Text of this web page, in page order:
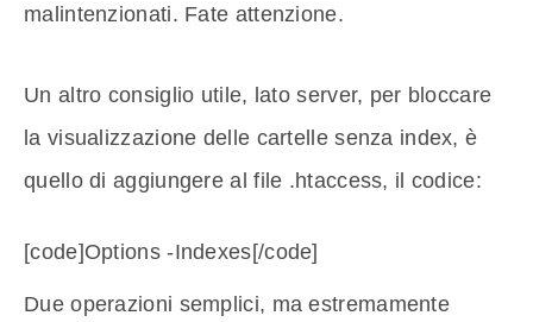
malintenzionati. Fate attenzione.
Un altro consiglio utile, lato server, per bloccare
la visualizzazione delle cartelle senza index, è
quello di aggiungere al file .htaccess, il codice:
[code]Options -Indexes[/code]
Due operazioni semplici, ma estremamente